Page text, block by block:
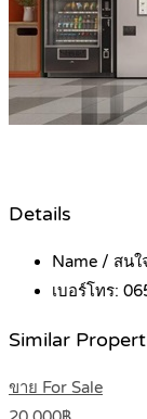
Details
Name / สน
เบอร์โทร:
Similar
ขาย For Sale